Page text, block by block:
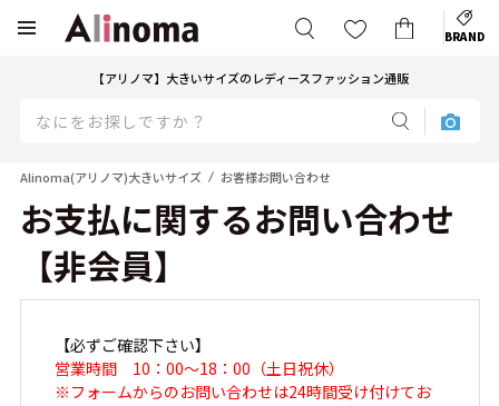
BRAND
【アリノマ】大きいサイズのレディースファッション通販
Alinoma(アリノマ)大きいサイズ お客様お問い合わせ
お支払に関するお問い合わせ
【非会員】
【必ずご確認下さい】
営業時間 10：00～18：00（土日祝休）
※フォームからのお問い合わせは24時間受け付けてお